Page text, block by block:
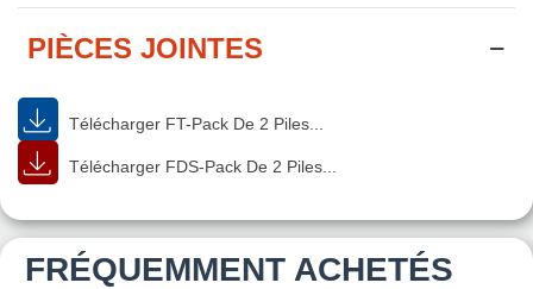
PIÈCES JOINTES
Télécharger FT-Pack De 2 Piles...
Télécharger FDS-Pack De 2 Piles...
FRÉQUEMMENT ACHETÉS